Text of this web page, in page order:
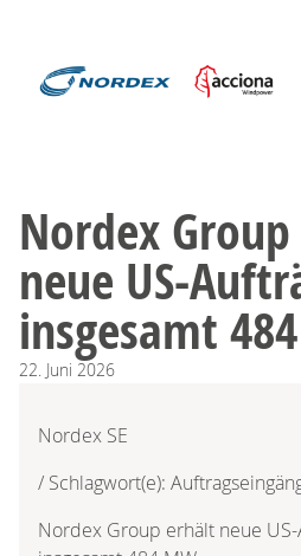
Nordex
neue US-
insgesamt
22. Juni 2026
Nordex SE
/ Schlagwort(e):
Nordex Group erhält neue